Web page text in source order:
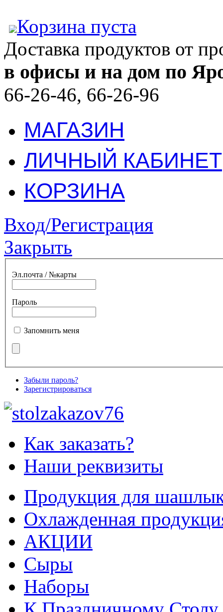
Корзина пуста
Доставка продуктов от
в офисы и на дом по
66-26-46, 66-26-96
МАГАЗИН
ЛИЧНЫЙ КАБИНЕТ
КОРЗИНА
Вход/Регистрация
Закрыть
Эл.почта / №карты
Пароль
Запомнить меня
Забыли пароль?
Зарегистрироваться
Как заказать?
Наши реквизиты
Продукция для
Охлажденная
АКЦИИ
Сыры
Наборы